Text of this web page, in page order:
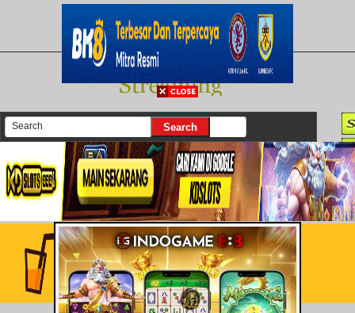
There are currently 25597 movies on our website
Login